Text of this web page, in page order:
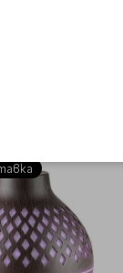
лв.)